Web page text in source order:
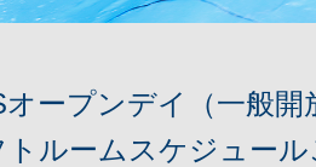
ープンデイ（一般開
ルームスケジュール